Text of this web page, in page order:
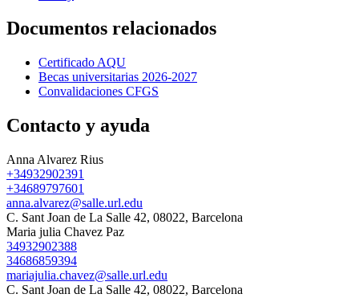
Documentos relacionados
Certificado AQU
Becas universitarias 2026-2027
Convalidaciones CFGS
Contacto y ayuda
Anna Alvarez Rius
+34932902391
+34689797601
anna.alvarez@salle.url.edu
C. Sant Joan de La Salle 42, 08022, Barcelona
Maria julia Chavez Paz
34932902388
34686859394
mariajulia.chavez@salle.url.edu
C. Sant Joan de La Salle 42, 08022, Barcelona